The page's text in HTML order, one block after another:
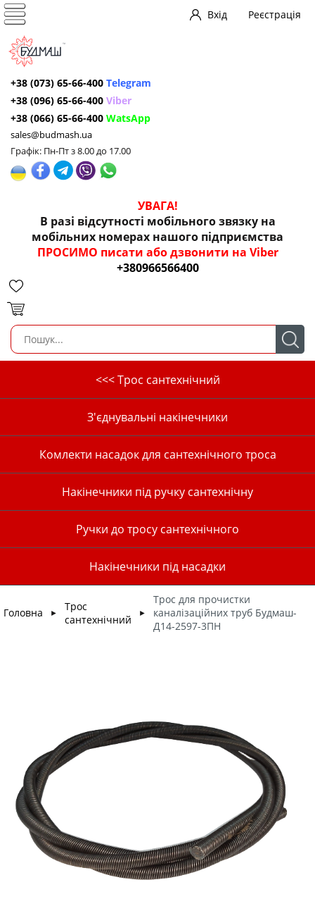
Вхід Реєстрація
+38 (073) 65-66-400 Telegram
+38 (096) 65-66-400 Viber
+38 (066) 65-66-400 WatsApp
sales@budmash.ua
Графік: Пн-Пт з 8.00 до 17.00
УВАГА!
В разі відсутності мобільного звязку на
мобільних номерах нашого підприємства
ПРОСИМО писати або дзвонити на Viber
+380966566400
<<< Трос сантехнічний
З'єднувальні накінечники
Комлекти насадок для сантехнічного троса
Накінечники під ручку сантехнічну
Ручки до тросу сантехнічного
Накінечники під насадки
Головна ►
Трос
сантехнічний
►
Трос для прочистки
каналізаційних труб Будмаш-
Д14-2597-3ПН